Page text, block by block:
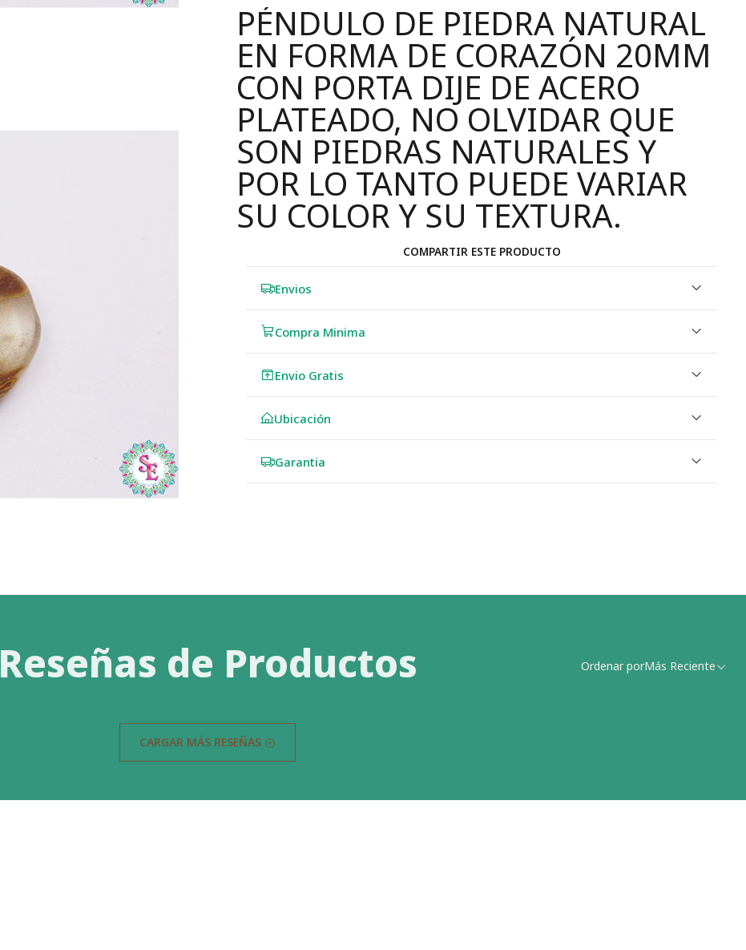
PÉNDULO DE PIEDRA NATURAL
EN FORMA DE CORAZÓN 20MM
CON PORTA DIJE DE ACERO
PLATEADO, NO OLVIDAR QUE
SON PIEDRAS NATURALES Y
POR LO TANTO PUEDE VARIAR
SU COLOR Y SU TEXTURA.
COMPARTIR ESTE PRODUCTO
Envios
Compra Minima
Envio Gratis
Ubicación
Garantia
Reseñas de Productos Ordenar porMás Reciente
CARGAR MÁS RESEÑAS